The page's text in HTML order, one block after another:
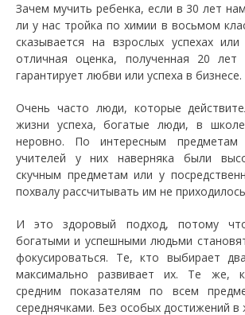
Зачем мучить ребенка, если в 30 лет
ли у нас тройка по химии в восьмом
сказывается на взрослых успехах
отличная оценка, полученная 20 лет
гарантирует любви или успеха в бизнесе.
Очень часто люди, которые
жизни успеха, богатые люди, в школе
неровно. По интересным
учителей у них наверняка были
скучным предметам или у
похвалу рассчитывать им не
И это здоровый подход, потому что
богатыми и успешными людьми
фокусироваться. Те, кто выбирает
максимально развивает их. Те же,
средним показателям по всем
середнячками. Без особых достижений в